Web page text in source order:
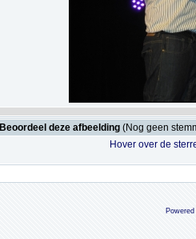
Beoordeel deze afbeelding (Nog geen
Hover over de